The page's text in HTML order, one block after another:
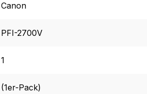
Canon
PFI-2700V
1
(1er-Pack)